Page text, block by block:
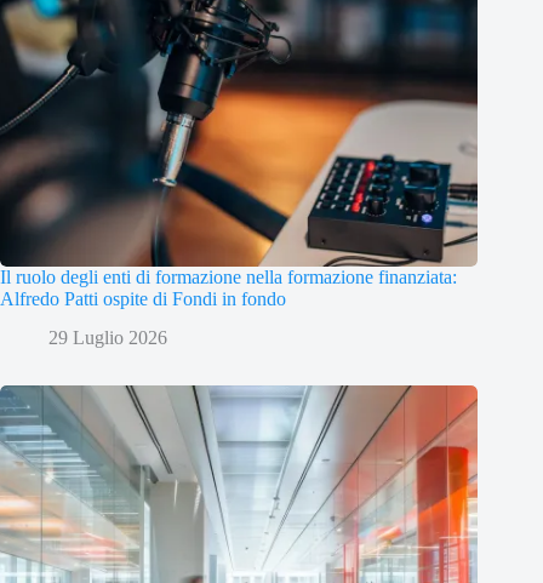
Il ruolo degli enti di formazione nella formazione finanziata:
Alfredo Patti ospite di Fondi in fondo
29 Luglio 2026